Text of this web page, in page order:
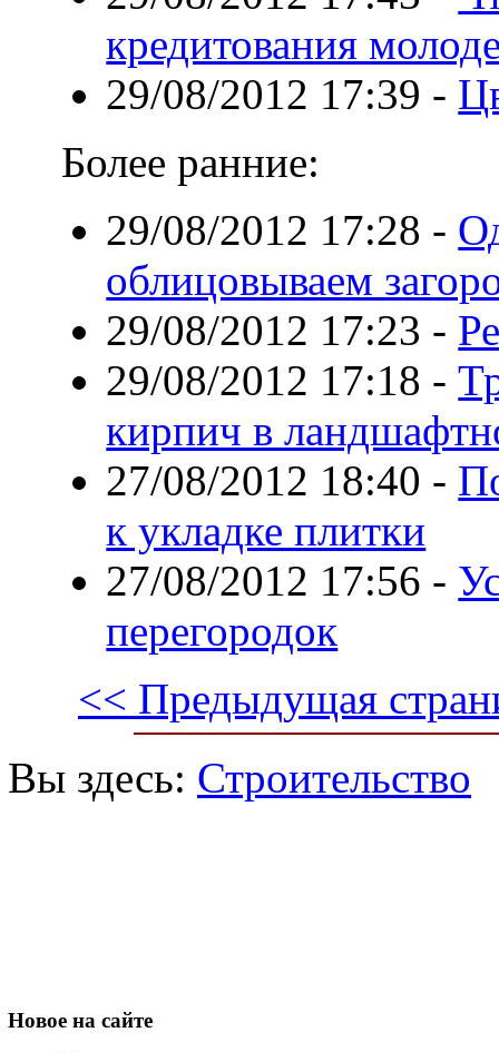
кредитования
29/08/2012 17:39 -
Более ранние:
29/08/2012 17:28 -
облицовываем
29/08/2012 17:23 -
29/08/2012 17:18 -
кирпич в
27/08/2012 18:40 -
к укладке плитки
27/08/2012 17:56 -
перегородок
<< Предыдущая
Вы здесь: Строительство
Новое на сайте